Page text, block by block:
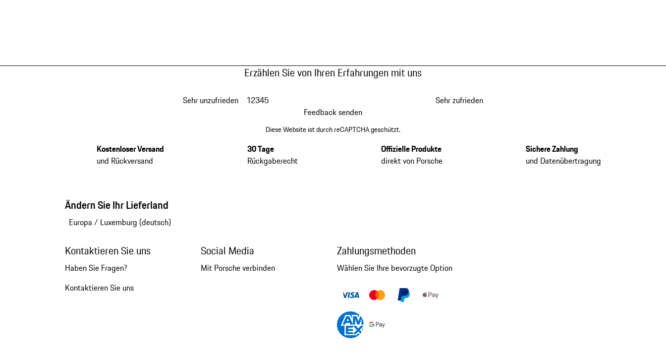
Erzählen Sie von Ihren Erfahrungen mit uns
Sehr unzufrieden 12345
Sehr zufrieden
Feedback senden
Diese Website ist durch reCAPTCHA geschützt.
Kostenloser Versand
und Rückversand
30 Tage
Rückgaberecht
Offizielle Produkte
direkt von Porsche
Sichere Zahlung
und Datenübertragung
Ändern Sie Ihr Lieferland
Europa / Luxemburg (deutsch)
Kontaktieren Sie uns
Haben Sie Fragen?
Kontaktieren Sie uns
Social Media
Mit Porsche verbinden
Zahlungsmethoden
Wählen Sie Ihre bevorzugte Option